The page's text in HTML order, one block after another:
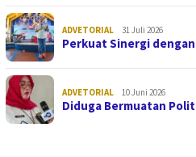
ADVETORIAL 31 Juli 2026
Perkuat Sinergi
ADVETORIAL 10 Juni 2026
Diduga Bermuatan